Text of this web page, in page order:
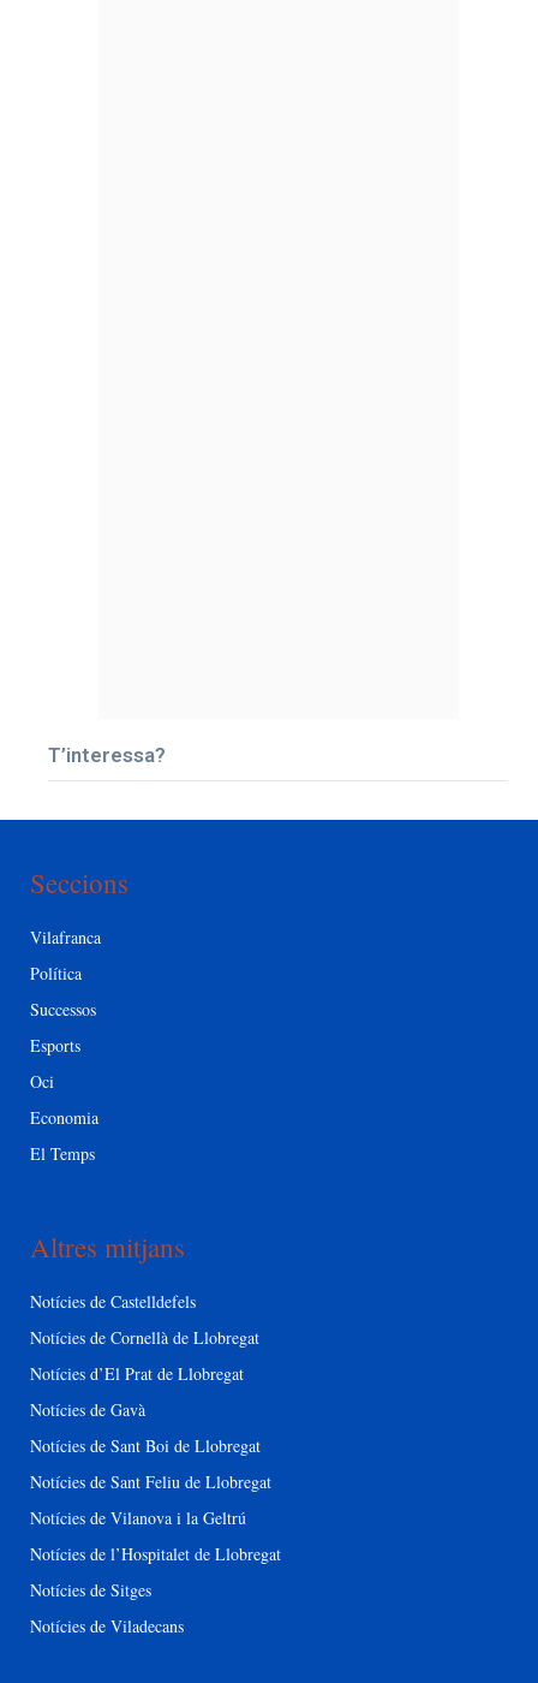
T’interessa?
Seccions
Vilafranca
Política
Successos
Esports
Oci
Economia
El Temps
Altres mitjans
Notícies de Castelldefels
Notícies de Cornellà de Llobregat
Notícies d’El Prat de Llobregat
Notícies de Gavà
Notícies de Sant Boi de Llobregat
Notícies de Sant Feliu de Llobregat
Notícies de Vilanova i la Geltrú
Notícies de l’Hospitalet de Llobregat
Notícies de Sitges
Notícies de Viladecans